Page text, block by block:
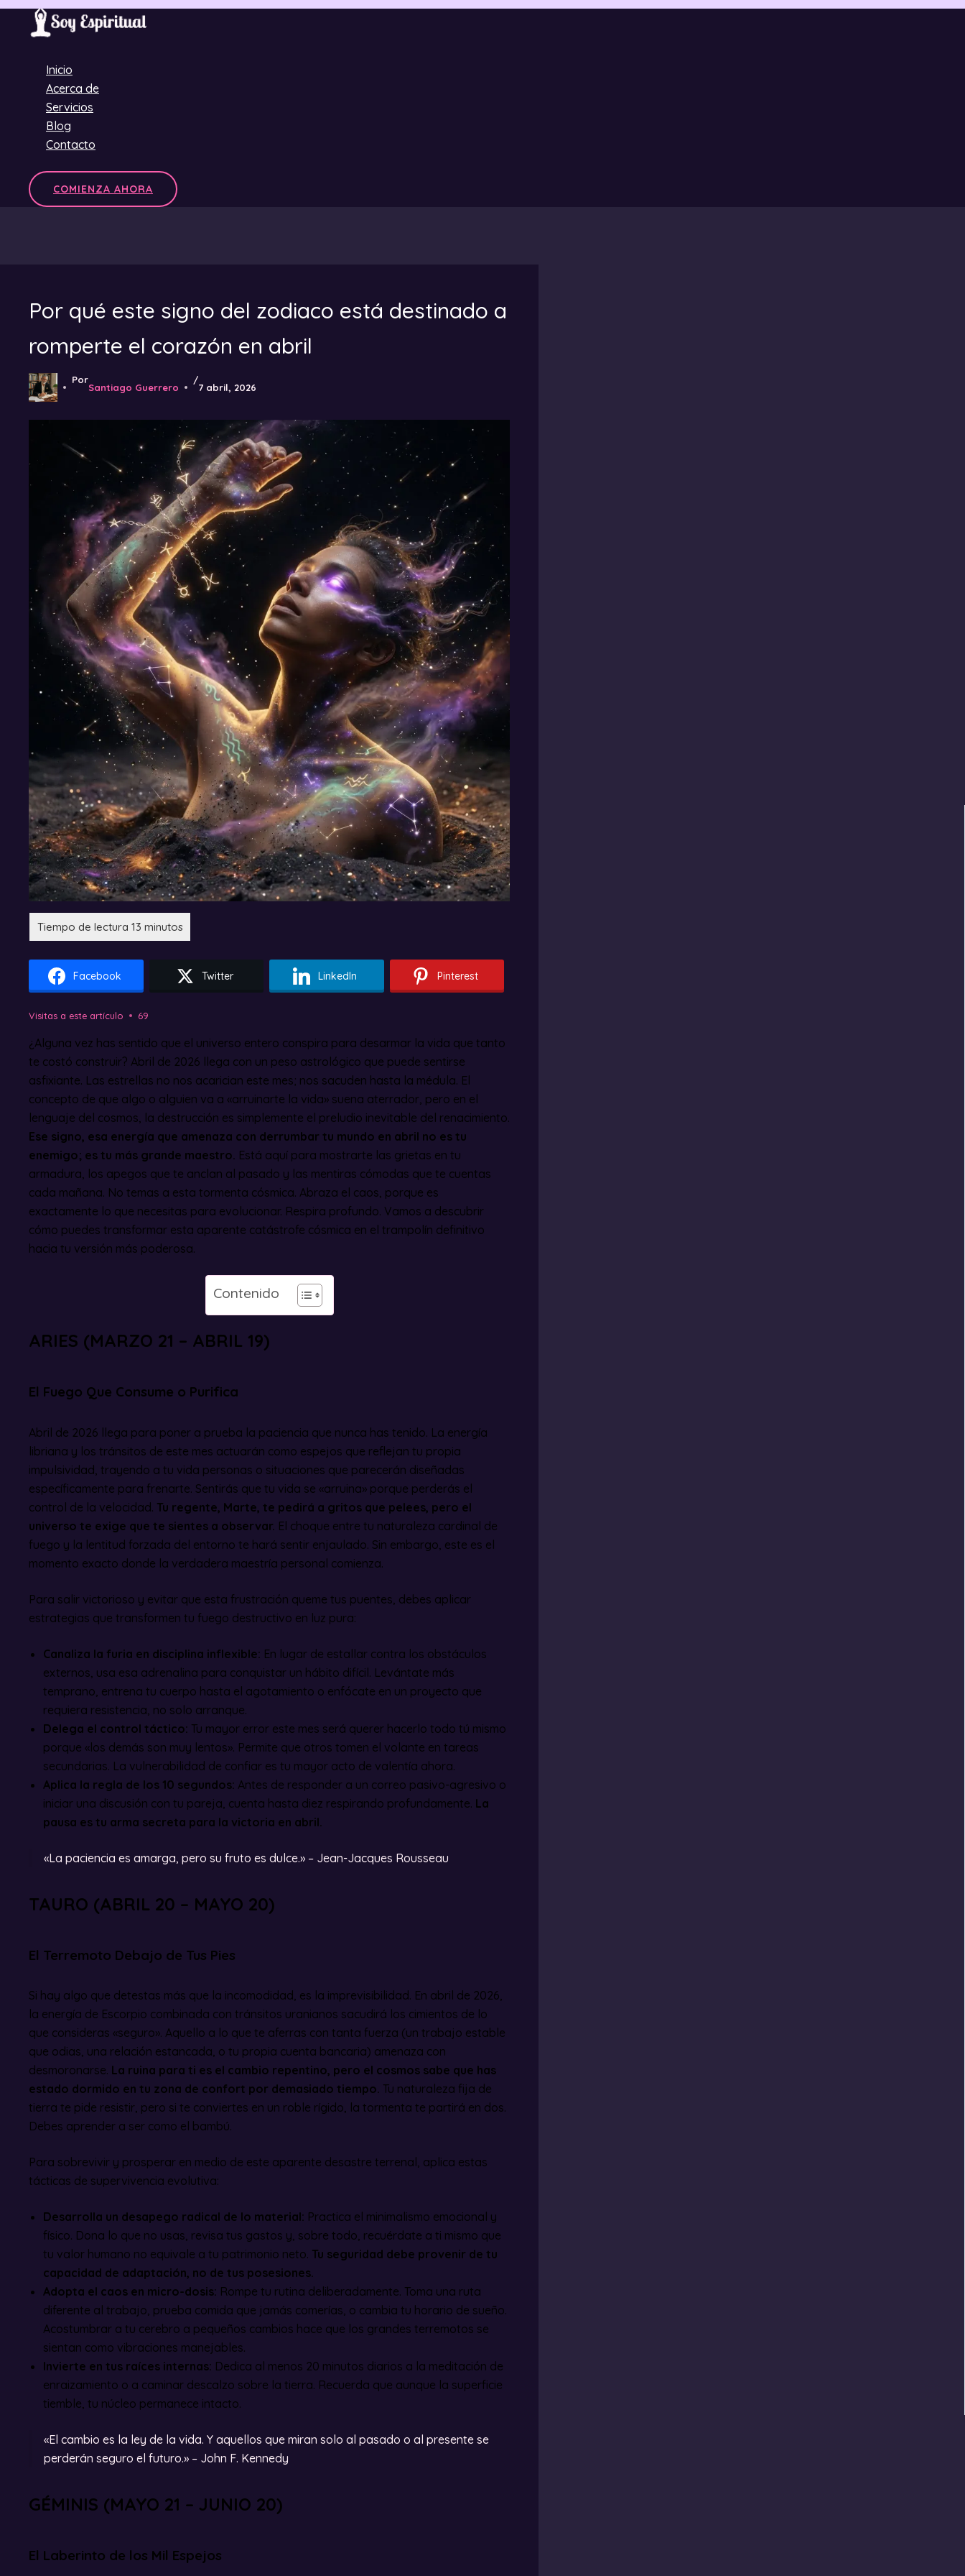
Ir
Inicio
Acerca de
Servicios
Blog
Contacto
COMIENZA AHORA
Por qué este signo del zodiaco está destinado a
romperte el corazón en abril
Por
Santiago Guerrero
/
7 abril, 2026
Facebook Twitter LinkedIn Pinterest
Visitas a este artículo 69
¿Alguna vez has sentido que el universo entero conspira para desarmar la vida que tanto
te costó construir? Abril de 2026 llega con un peso astrológico que puede sentirse
asfixiante. Las estrellas no nos acarician este mes; nos sacuden hasta la médula. El
concepto de que algo o alguien va a «arruinarte la vida» suena aterrador, pero en el
lenguaje del cosmos, la destrucción es simplemente el preludio inevitable del renacimiento.
Ese signo, esa energía que amenaza con derrumbar tu mundo en abril no es tu
enemigo; es tu más grande maestro. Está aquí para mostrarte las grietas en tu
armadura, los apegos que te anclan al pasado y las mentiras cómodas que te cuentas
cada mañana. No temas a esta tormenta cósmica. Abraza el caos, porque es
exactamente lo que necesitas para evolucionar. Respira profundo. Vamos a descubrir
cómo puedes transformar esta aparente catástrofe cósmica en el trampolín definitivo
hacia tu versión más poderosa.
Contenido
ARIES (MARZO 21 – ABRIL 19)
El Fuego Que Consume o Purifica
Abril de 2026 llega para poner a prueba la paciencia que nunca has tenido. La energía
libriana y los tránsitos de este mes actuarán como espejos que reflejan tu propia
impulsividad, trayendo a tu vida personas o situaciones que parecerán diseñadas
específicamente para frenarte. Sentirás que tu vida se «arruina» porque perderás el
control de la velocidad. Tu regente, Marte, te pedirá a gritos que pelees, pero el
universo te exige que te sientes a observar. El choque entre tu naturaleza cardinal de
fuego y la lentitud forzada del entorno te hará sentir enjaulado. Sin embargo, este es el
momento exacto donde la verdadera maestría personal comienza.
Para salir victorioso y evitar que esta frustración queme tus puentes, debes aplicar
estrategias que transformen tu fuego destructivo en luz pura:
Canaliza la furia en disciplina inflexible: En lugar de estallar contra los obstáculos
externos, usa esa adrenalina para conquistar un hábito difícil. Levántate más
temprano, entrena tu cuerpo hasta el agotamiento o enfócate en un proyecto que
requiera resistencia, no solo arranque.
Delega el control táctico: Tu mayor error este mes será querer hacerlo todo tú mismo
porque «los demás son muy lentos». Permite que otros tomen el volante en tareas
secundarias. La vulnerabilidad de confiar es tu mayor acto de valentía ahora.
Aplica la regla de los 10 segundos: Antes de responder a un correo pasivo-agresivo o
iniciar una discusión con tu pareja, cuenta hasta diez respirando profundamente. La
pausa es tu arma secreta para la victoria en abril.
«La paciencia es amarga, pero su fruto es dulce.» – Jean-Jacques Rousseau
TAURO (ABRIL 20 – MAYO 20)
El Terremoto Debajo de Tus Pies
Si hay algo que detestas más que la incomodidad, es la imprevisibilidad. En abril de 2026,
la energía de Escorpio combinada con tránsitos uranianos sacudirá los cimientos de lo
que consideras «seguro». Aquello a lo que te aferras con tanta fuerza (un trabajo estable
que odias, una relación estancada, o tu propia cuenta bancaria) amenaza con
desmoronarse. La ruina para ti es el cambio repentino, pero el cosmos sabe que has
estado dormido en tu zona de confort por demasiado tiempo. Tu naturaleza fija de
tierra te pide resistir, pero si te conviertes en un roble rígido, la tormenta te partirá en dos.
Debes aprender a ser como el bambú.
Para sobrevivir y prosperar en medio de este aparente desastre terrenal, aplica estas
tácticas de supervivencia evolutiva:
Desarrolla un desapego radical de lo material: Practica el minimalismo emocional y
físico. Dona lo que no usas, revisa tus gastos y, sobre todo, recuérdate a ti mismo que
tu valor humano no equivale a tu patrimonio neto. Tu seguridad debe provenir de tu
capacidad de adaptación, no de tus posesiones.
Adopta el caos en micro-dosis: Rompe tu rutina deliberadamente. Toma una ruta
diferente al trabajo, prueba comida que jamás comerías, o cambia tu horario de sueño.
Acostumbrar a tu cerebro a pequeños cambios hace que los grandes terremotos se
sientan como vibraciones manejables.
Invierte en tus raíces internas: Dedica al menos 20 minutos diarios a la meditación de
enraizamiento o a caminar descalzo sobre la tierra. Recuerda que aunque la superficie
tiemble, tu núcleo permanece intacto.
«El cambio es la ley de la vida. Y aquellos que miran solo al pasado o al presente se
perderán seguro el futuro.» – John F. Kennedy
GÉMINIS (MAYO 21 – JUNIO 20)
El Laberinto de los Mil Espejos